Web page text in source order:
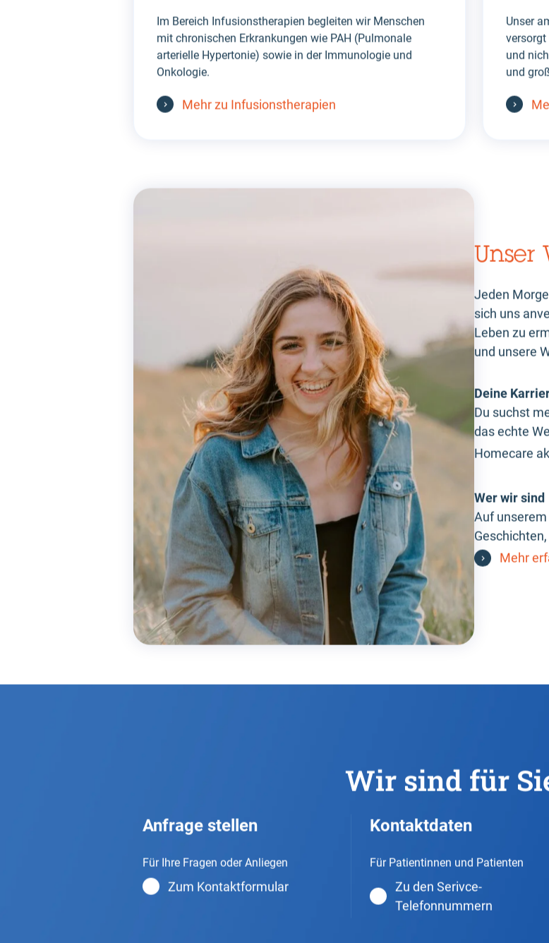
Im Bereich Infusionstherapien begleiten wir Menschen
mit chronischen Erkrankungen wie PAH (Pulmonale
arterielle Hypertonie) sowie in der Immunologie und
Onkologie.
Mehr zu Infusionstherapien
Unser
und
und
Unser
Jeden
sich uns
Leben zu
und unsere
Deine
Du suchst
das echte
Homecare
Wer wir sind
Auf
Mehr
Wir sind für
Anfrage stellen
Für Ihre Fragen oder Anliegen
Zum Kontaktformular
Kontaktdaten
Für Patientinnen und Patienten
Zu den Serivce-
Telefonnummern